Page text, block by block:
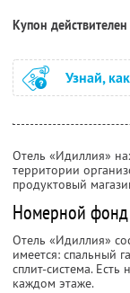
Купон
Узнай,
Отель «Идиллия»
территории
продуктовый
Номерной фонд
Отель «Идиллия»
имеется: спальный
сплит-система.
каждом этаже.